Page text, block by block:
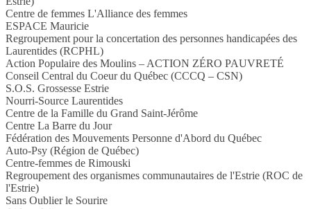
Centre de femmes L'Alliance des femmes
ESPACE Mauricie
Regroupement pour la concertation des personnes handicapées des
Laurentides (RCPHL)
Action Populaire des Moulins – ACTION ZÉRO PAUVRETÉ
Conseil Central du Coeur du Québec (CCCQ – CSN)
S.O.S. Grossesse Estrie
Nourri-Source Laurentides
Centre de la Famille du Grand Saint-Jérôme
Centre La Barre du Jour
Fédération des Mouvements Personne d'Abord du Québec
Auto-Psy (Région de Québec)
Centre-femmes de Rimouski
Regroupement des organismes communautaires de l'Estrie (ROC de
l'Estrie)
Sans Oublier le Sourire